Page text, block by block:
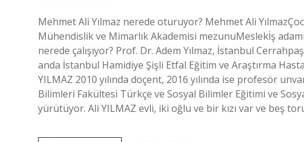
Mehmet Ali Yılmaz nerede oturuyor? Mehmet Ali
Mühendislik ve Mimarlık Akademisi mezunuMeslekİş
nerede çalışıyor? Prof. Dr. Adem Yılmaz, İstanbul
anda İstanbul Hamidiye Şişli Etfal Eğitim ve Araştırma
YILMAZ 2010 yılında doçent, 2016 yılında ise profesör
Bilimleri Fakültesi Türkçe ve Sosyal Bilimler Eğitimi ve
yürütüyor. Ali YILMAZ evli, iki oğlu ve bir kızı var ve beş